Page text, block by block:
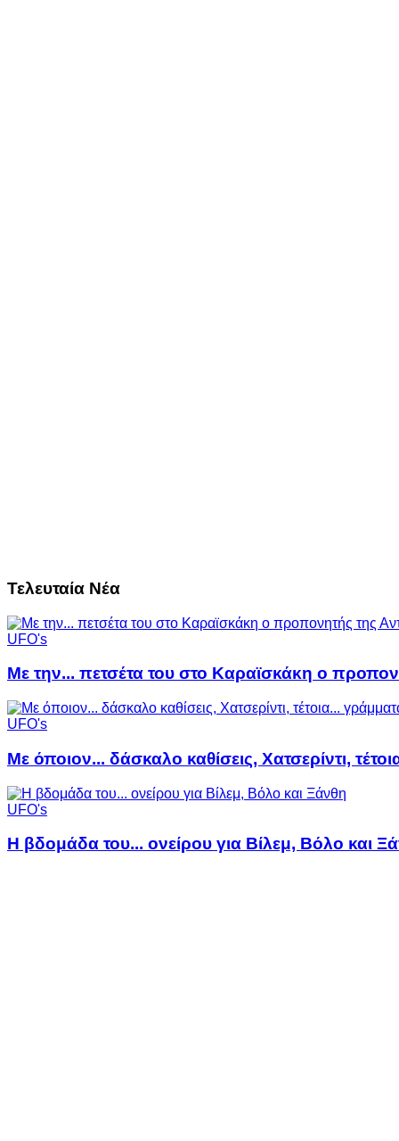
Τελευταία Νέα
UFO's
Με την... πετσέτα του στο Καραϊσκάκη ο
UFO's
Με όποιον... δάσκαλο καθίσεις, Χατσερίντι,
UFO's
Η βδομάδα του... ονείρου για Βίλεμ, Βόλο και